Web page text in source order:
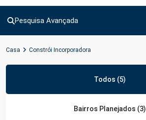
Pesquisa Avançada
Casa Constrói Incorporadora
Todos (5)
Bairros Planejados (3)